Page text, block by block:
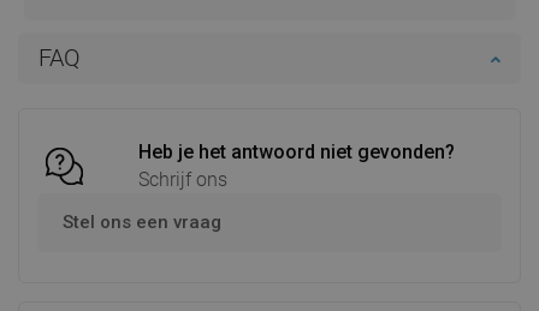
FAQ
Heb je het antwoord niet gevonden?
Schrijf ons
Stel ons een vraag